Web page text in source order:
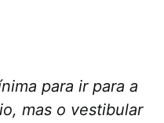
para ir para a
mas o vestibular